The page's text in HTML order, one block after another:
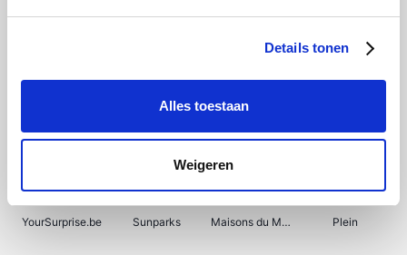
Details tonen
Alles toestaan
Weigeren
Shein Get Your Guide Bergfreunde Pazzox
YourSurprise.be Sunparks Maisons du Monde Plein